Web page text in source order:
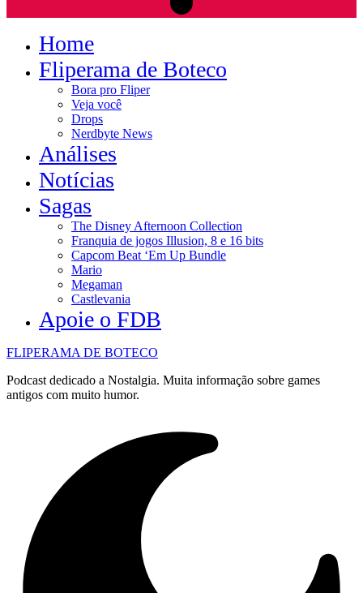
Home
Fliperama de Boteco
Bora pro Fliper
Veja você
Drops
Nerdbyte News
Análises
Notícias
Sagas
The Disney Afternoon Collection
Franquia de jogos Illusion, 8 e 16 bits
Capcom Beat ‘Em Up Bundle
Mario
Megaman
Castlevania
Apoie o FDB
FLIPERAMA DE BOTECO
Podcast dedicado a Nostalgia. Muita informação sobre games
antigos com muito humor.